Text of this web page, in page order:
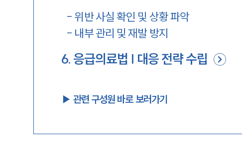
- 위반 사실 확인 및 상황 파악
- 내부 관리 및 재발 방지
6.응급의료법 | 대응 전략 수립
▶︎ 관련 구성원 바로 보러가기